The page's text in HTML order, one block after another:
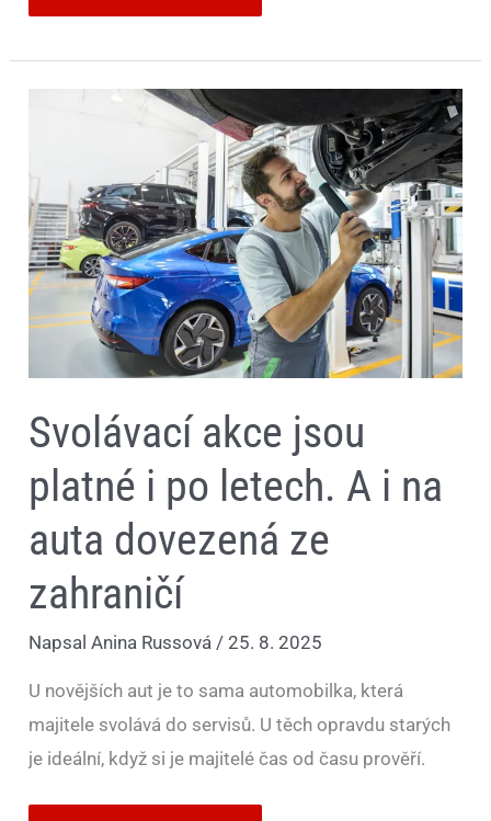
Svolávací akce jsou
platné i po letech. A i na
auta dovezená ze
zahraničí
NapsalAnina Russová/25. 8. 2025
U novějších aut je to sama automobilka, která
majitele svolává do servisů. U těch opravdu starých
je ideální, když si je majitelé čas od času prověří.
Svolávací
letech.
A
i
na
auta
dovezená
ze
zahraničí